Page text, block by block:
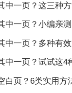
一页？这三种方法
？小编亲测5种实用方
中一页？多种有效
一页？试试这4种
白页？6类实用方